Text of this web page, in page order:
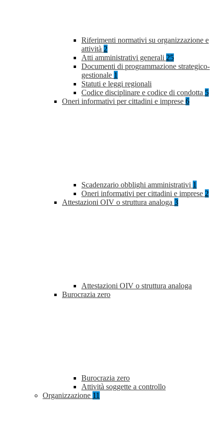
Riferimenti normativi su organizzazione e
attività 2
Atti amministrativi generali 25
Documenti di programmazione strategico-
gestionale 1
Statuti e leggi regionali
Codice disciplinare e codice di condotta 5
Oneri informativi per cittadini e imprese 6
Scadenzario obblighi amministrativi 1
Oneri informativi per cittadini e imprese 2
Attestazioni OIV o struttura analoga 3
Attestazioni OIV o struttura analoga
Burocrazia zero
Burocrazia zero
Attività soggette a controllo
Organizzazione 11